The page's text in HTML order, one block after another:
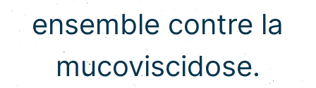
ensemble contre la
mucoviscidose.